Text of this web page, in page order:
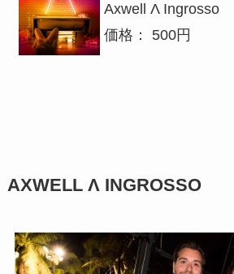
Axwell Λ Ingrosso
価格： 500円
AXWELL Λ INGROSSO